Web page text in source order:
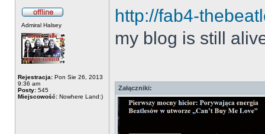
Admiral Halsey
Rejestracja: Pon Sie 26, 2013
9:36 am
Posty: 545
Miejscowość: Nowhere Land:)
http://fab4-
my blog is still
Załączniki: